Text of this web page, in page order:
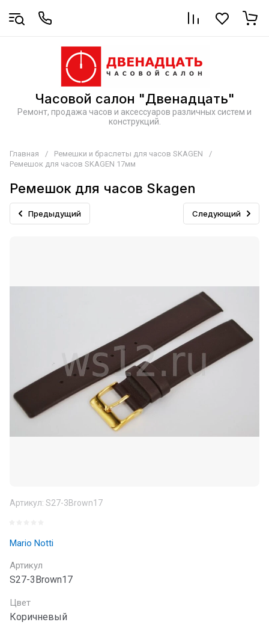
Часовой салон "Двенадцать"
Ремонт, продажа часов и аксессуаров различных систем и
конструкций.
Главная / Ремешки и браслеты для часов SKAGEN
/
Ремешок для часов SKAGEN 17мм
Ремешок для часов Skagen
Предыдущий Следующий
Артикул: S27-3Brown17
Mario Notti
Артикул
S27-3Brown17
Цвет
Коричневый